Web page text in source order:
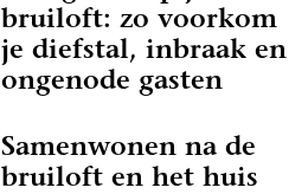
bruiloft: zo voorkom
je diefstal, inbraak en
ongenode gasten
Samenwonen na de
bruiloft en het huis